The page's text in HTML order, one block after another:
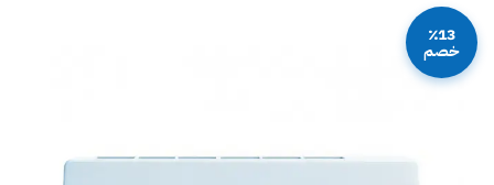
٪13
خصم